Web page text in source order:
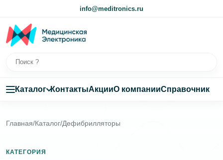
info@meditronics.ru
Каталог КонтактыАкцииО компанииСправочник
Главная/Каталог/Дефибрилляторы
КАТЕГОРИЯ